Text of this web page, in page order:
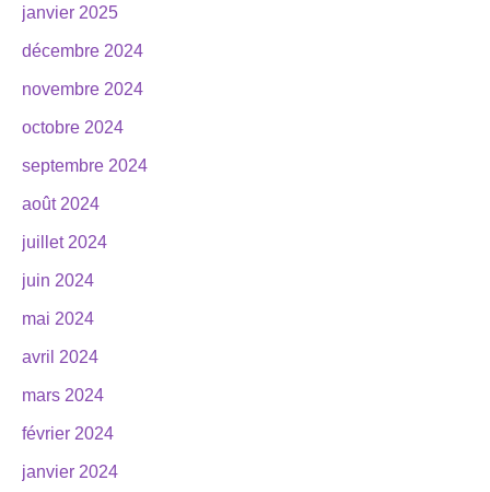
janvier 2025
décembre 2024
novembre 2024
octobre 2024
septembre 2024
août 2024
juillet 2024
juin 2024
mai 2024
avril 2024
mars 2024
février 2024
janvier 2024